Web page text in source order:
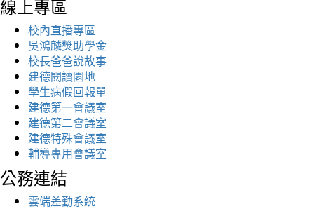
線上專區
校內直播專區
吳鴻麟獎助學金
校長爸爸說故事
建德閱讀園地
學生病假回報單
建德第一會議室
建德第二會議室
建德特殊會議室
輔導專用會議室
公務連結
雲端差勤系統